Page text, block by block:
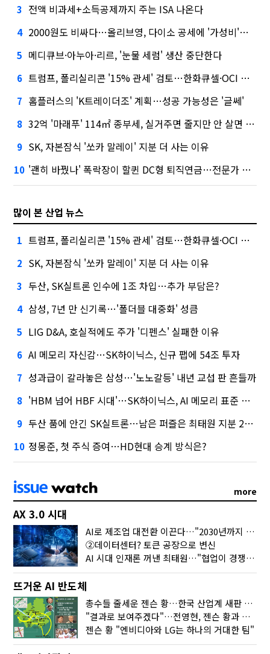
3 전액 비과세+소득공제까지 주는 ISA 나온다
4 2000원도 비싸다…올리브영, 다이소 공세에 '가성비'로 맞불
5 메디큐브·아누아·리르, '눈물 세럼' 생산 중단한다
6 트럼프, 폴리실리콘 '15% 관세' 검토…한화큐셀·OCI 영향은?
7 홈플러스의 'K트레이더조' 계획…성공 가능성은 '글쎄'
8 32억 '마래푸' 114㎡ 종부세, 실거주면 줄지만 안 살면 2.5배
9 SK, 자본잠식 '쏘카 말레이' 지분 더 사는 이유
10 '괜히 바꿨나' 폭락장이 할퀸 DC형 퇴직연금…전문가 조언은
많이 본 산업 뉴스
1 트럼프, 폴리실리콘 '15% 관세' 검토…한화큐셀·OCI 영향은?
2 SK, 자본잠식 '쏘카 말레이' 지분 더 사는 이유
3 두산, SK실트론 인수에 1조 차입…추가 부담은?
4 삼성, 7년 만 신기록…'폴더블 대중화' 성큼
5 LIG D&A, 호실적에도 주가 '디펜스' 실패한 이유
6 AI 메모리 자신감…SK하이닉스, 신규 팹에 54조 투자
7 성과급이 갈라놓은 삼성…'노노갈등' 내년 교섭 판 흔들까
8 'HBM 넘어 HBF 시대'…SK하이닉스, AI 메모리 표준 선점 나섰다
9 두산 품에 안긴 SK실트론…남은 퍼즐은 최태원 지분 29.4%
10 정몽준, 첫 주식 증여…HD현대 승계 방식은?
more
AX 3.0 시대
AI로 제조업 대전환 이끈다…"2030년까지 민관합동 20조 투자"
②데이터센터? 토큰 공장으로 변신
AI 시대 인재론 꺼낸 최태원…"협업이 경쟁력"
뜨거운 AI 반도체
총수들 줄세운 젠슨 황…한국 산업계 새판 짰다
"결과로 보여주겠다"…전영현, 젠슨 황과 HBM5 논의
젠슨 황 "엔비디아와 LG는 하나의 거대한 팀"